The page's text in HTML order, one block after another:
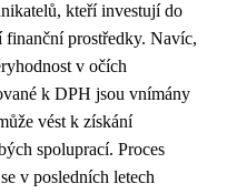
kteří investují do
prostředky. Navíc,
v očích
k DPH jsou vnímány
vést k získání
spoluprací. Proces
v posledních letech